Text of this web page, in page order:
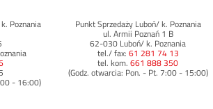
Poznania
- 16:00)
Punkt Sprzedaży Luboń/ k. Poznania
ul. Armii Poznań 1 B
62-030 Luboń/ k. Poznania
tel./ fax: 61 281 74 13
tel. kom. 661 888 350
(Godz. otwarcia: Pon. - Pt. 7:00 - 15:00)